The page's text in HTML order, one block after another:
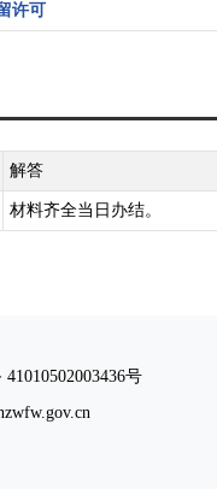
许可
解答
材料齐全当日办结。
号